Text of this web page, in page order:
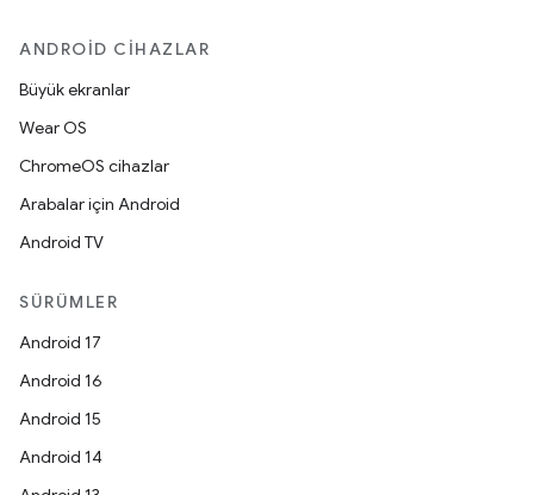
ANDROID CIHAZLAR
Büyük ekranlar
Wear OS
ChromeOS cihazlar
Arabalar için Android
Android TV
SÜRÜMLER
Android 17
Android 16
Android 15
Android 14